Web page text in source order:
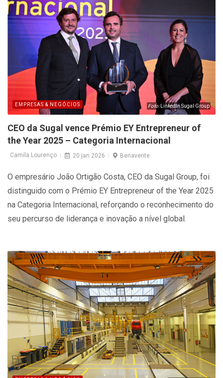
EMPRESAS & NEGÓCIOS Foto: LinkedIn Sugal Group
CEO da Sugal vence Prémio EY Entrepreneur of
the Year 2025 – Categoria Internacional
Camila Lourenço 20 jan 2026 Benavente
O empresário João Ortigão Costa, CEO da Sugal Group, foi
distinguido com o Prémio EY Entrepreneur of the Year 2025
na Categoria Internacional, reforçando o reconhecimento do
seu percurso de liderança e inovação a nível global.